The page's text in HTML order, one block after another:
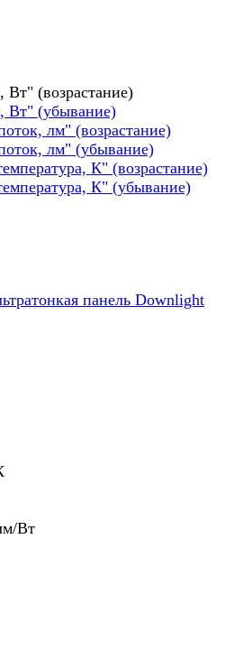
(возрастание)
Вт" (убывание)
лм" (возрастание)
лм" (убывание)
К" (возрастание)
К" (убывание)
панель Downlight
Вт